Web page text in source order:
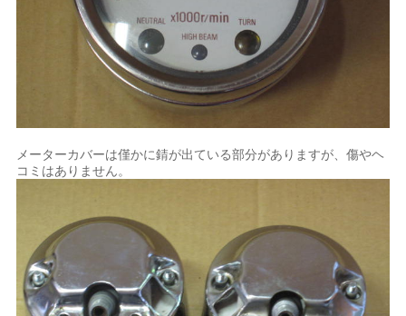
メーターカバーは僅かに錆が出ている部分がありますが、傷やヘ
コミはありません。